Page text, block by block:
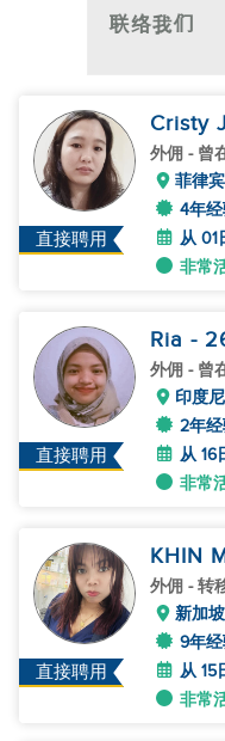
直接聘用
Cristy
外佣 - 曾
菲律宾
4年
从 01
非常
直接聘用
Ria -
外佣 - 曾
印度
2年
从 16
非常
直接聘用
KHIN
外佣 - 转
新加坡
9年
从 15
非常